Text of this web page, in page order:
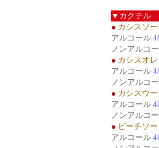
▼カクテル
● カシスソ
アルコール
ノンアルコ
● カシスオ
アルコール
ノンアルコ
● カシスウ
アルコール
ノンアルコ
● ピーチソ
アルコール